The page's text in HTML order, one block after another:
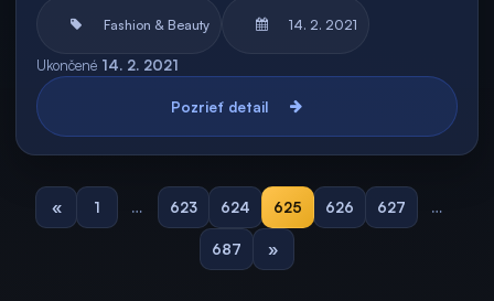
Fashion & Beauty 14. 2. 2021
Ukončené 14. 2. 2021
Pozrieť detail
« 1 … 623 624 625 626 627 …
687 »